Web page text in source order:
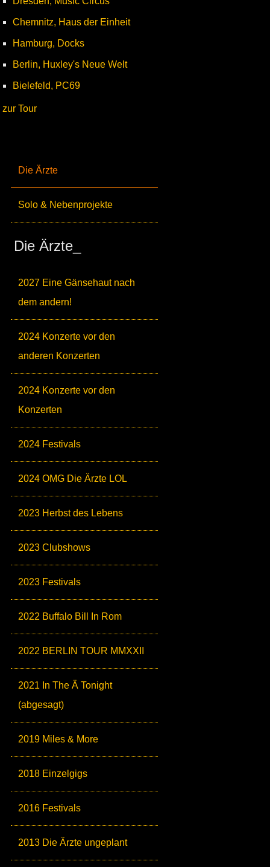
Die Ärzte
Solo & Nebenprojekte
Die Ärzte_
2027 Eine Gänsehaut nach
dem andern!
2024 Konzerte vor den
anderen Konzerten
2024 Konzerte vor den
Konzerten
2024 Festivals
2024 OMG Die Ärzte LOL
2023 Herbst des Lebens
2023 Clubshows
2023 Festivals
2022 Buffalo Bill In Rom
2022 BERLIN TOUR MMXXII
2021 In The Ä Tonight
(abgesagt)
2019 Miles & More
2018 Einzelgigs
2016 Festivals
2013 Die Ärzte ungeplant
Chemnitz, Haus der Einheit
Hamburg, Docks
Berlin, Huxley's Neue Welt
Bielefeld, PC69
zur Tour